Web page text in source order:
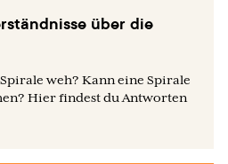
über die
weh? Kann eine Spirale
Hier findest du Antworten